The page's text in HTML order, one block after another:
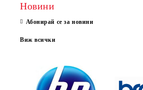
Новини
Абонирай се за новини
Виж всички